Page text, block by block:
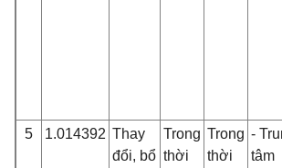
5 1.014392 Thay
đổi, bổ
Trong
thời
Trong
thời
-
tâm